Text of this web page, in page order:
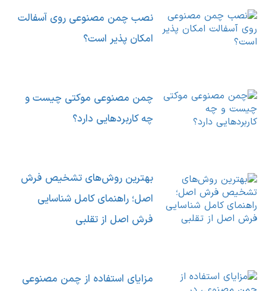
نصب چمن مصنوعی روی آسفالت
امکان پذیر است؟
چمن مصنوعی موکتی چیست و
چه کاربردهایی دارد؟
بهترین روش‌های تشخیص فرش
اصل؛ راهنمای کامل شناسایی
فرش اصل از تقلبی
مزایای استفاده از چمن مصنوعی